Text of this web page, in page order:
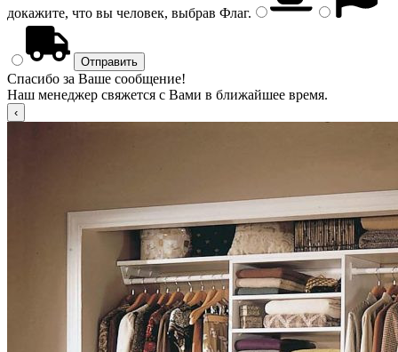
докажите, что вы человек, выбрав Флаг.
Спасибо за Ваше сообщение!
Наш менеджер свяжется с Вами в ближайшее время.